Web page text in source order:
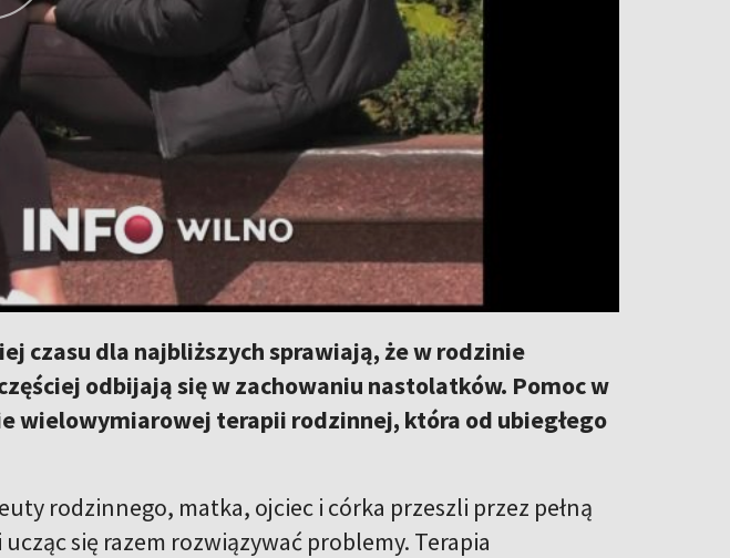
czasu dla najbliższych sprawiają, że w rodzinie
odbijają się w zachowaniu nastolatków. Pomoc w
wielowymiarowej terapii rodzinnej, która od ubiegłego
rodzinnego, matka, ojciec i córka przeszli przez pełną
się razem rozwiązywać problemy. Terapia